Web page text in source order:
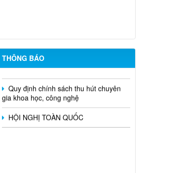
THÔNG BÁO
Xã Tân Hưng đẩy mạnh chuyển đổi số
tra cứu thủ tục hành chính
Quy định chính sách thu hút chuyên
gia khoa học, công nghệ
HỘI NGHỊ TOÀN QUỐC